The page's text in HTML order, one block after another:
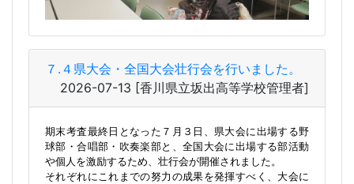
７.４県大会・全国大会壮行会を行いました。
2026-07-13 [香川県立坂出高等学校管理者]
期末考査最終日となった７月３日、県大会に出場する野
球部・合唱部・吹奏楽部と、全国大会に出場する部活動
や個人を激励するため、壮行会が開催されました。
それぞれにこれまでの努力の成果を発揮すべく、大会に